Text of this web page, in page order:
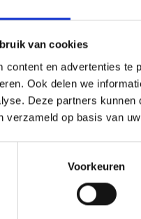
van cookies
content en advertenties
Ook delen we
Deze partners
verzameld op basis van
Voorkeuren
Launch EG100 stroomtang
Bekijk product